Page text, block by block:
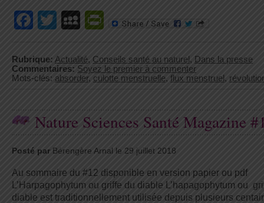
Facebook
TwitterMySpace
PrintFriendly
Rubrique: Actualité, Conseils santé au naturel , Dans la presse
Commentaires: Soyez le premier à commenter
Mots-clés: absorder, culotte menstruelle, flux menstruel ,
Nature Sciences Santé Magazine
Posté par Bérengère Arnal le 29 juillet 2018
Au sommaire du #12 disponible en version papier ou pdf
L’Harpagophytum ou griffe du diable L’hapagophytum ou
diable est traditionnellement utilisée depuis plusieurs